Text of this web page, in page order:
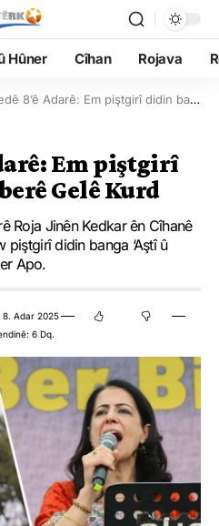
Hûner Cîhan Rojava
8’ê Adarê: Em piştgirî didin banga Rêberê Gelê Kurd
Em piştgirî
Gelê Kurd
Roja Jinên Kedkar ên Cîhanê
didin banga ‘Aştî û
Apo.
8. Adar 2025
6 Dq.